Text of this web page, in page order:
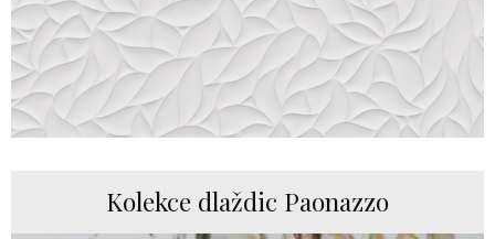
Kolekce dlaždic Paonazzo